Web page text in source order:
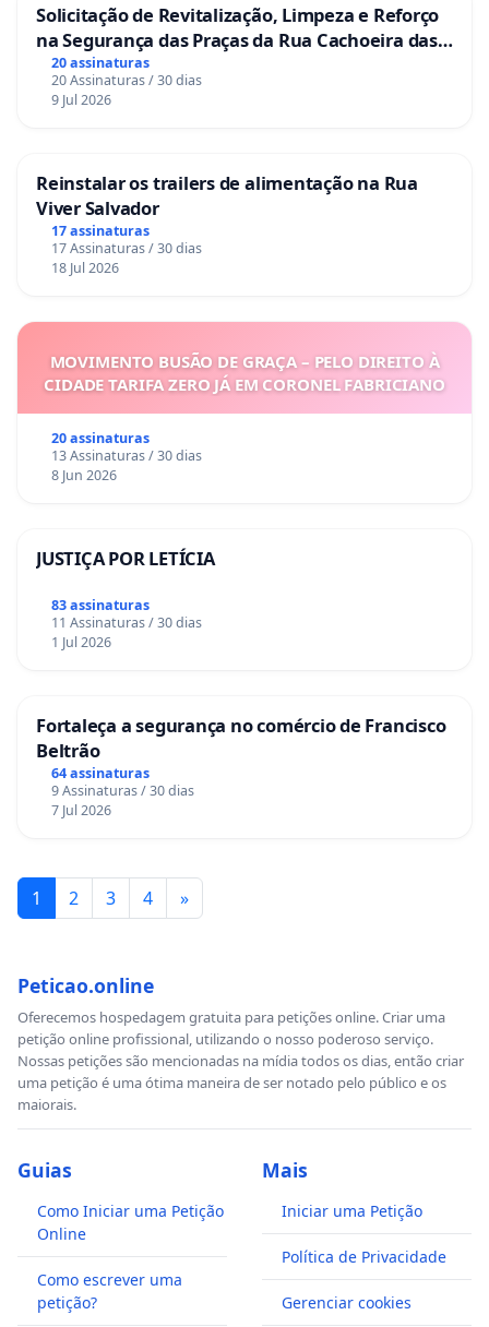
Solicitação de Revitalização, Limpeza e Reforço
na Segurança das Praças da Rua Cachoeira das
Sete Ilhas
20 assinaturas
20 Assinaturas / 30 dias
9 Jul 2026
Reinstalar os trailers de alimentação na Rua
Viver Salvador
17 assinaturas
17 Assinaturas / 30 dias
18 Jul 2026
MOVIMENTO BUSÃO DE GRAÇA – PELO DIREITO À
CIDADE TARIFA ZERO JÁ EM CORONEL FABRICIANO
20 assinaturas
13 Assinaturas / 30 dias
8 Jun 2026
JUSTIÇA POR LETÍCIA
83 assinaturas
11 Assinaturas / 30 dias
1 Jul 2026
Fortaleça a segurança no comércio de Francisco
Beltrão
64 assinaturas
9 Assinaturas / 30 dias
7 Jul 2026
1 2 3 4 »
Peticao.online
Oferecemos hospedagem gratuita para petições online. Criar uma
petição online profissional, utilizando o nosso poderoso serviço.
Nossas petições são mencionadas na mídia todos os dias, então criar
uma petição é uma ótima maneira de ser notado pelo público e os
maiorais.
Guias
Como Iniciar uma Petição
Online
Como escrever uma
petição?
Mais
Iniciar uma Petição
Política de Privacidade
Gerenciar cookies